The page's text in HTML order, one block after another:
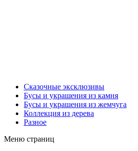
Сказочные эксклюзивы
Бусы и украшения из камня
Бусы и украшения из жемчуга
Коллекция из дерева
Разное
Меню страниц